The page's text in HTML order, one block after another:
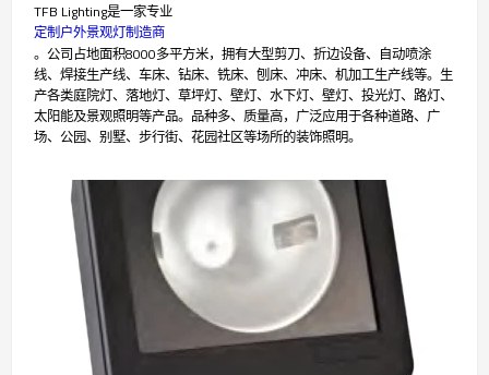
TFB Lighting是一家专业
定制户外景观灯制造商
。公司占地面积8000多平方米，拥有大型剪刀、折边设备、自动喷涂
线、焊接生产线、车床、钻床、铣床、刨床、冲床、机加工生产线等。生
产各类庭院灯、落地灯、草坪灯、壁灯、水下灯、壁灯、投光灯、路灯、
太阳能及景观照明等产品。品种多、质量高，广泛应用于各种道路、广
场、公园、别墅、步行街、花园社区等场所的装饰照明。